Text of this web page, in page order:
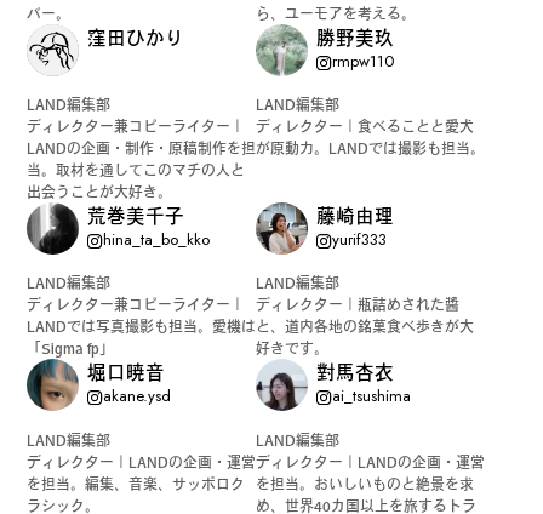
バー。
ら、ユーモアを考える。
窪田ひかり
LAND編集部
ディレクター兼コピーライター｜
LANDの企画・制作・原稿制作を担
当。取材を通してこのマチの人と
出会うことが大好き。
勝野美玖
rmpw110
LAND編集部
ディレクター｜食べることと愛犬
が原動力。LANDでは撮影も担当。
荒巻美千子
hina_ta_bo_kko
LAND編集部
ディレクター兼コピーライター｜
LANDでは写真撮影も担当。愛機は
「Sigma fp」
藤崎由理
yurif333
LAND編集部
ディレクター｜瓶詰めされた醬
と、道内各地の銘菓食べ歩きが大
好きです。
堀口暁音
akane.ysd
LAND編集部
ディレクター｜LANDの企画・運営
を担当。編集、音楽、サッポロク
ラシック。
對馬杏衣
ai_tsushima
LAND編集部
ディレクター｜LANDの企画・運営
を担当。おいしいものと絶景を求
め、世界40カ国以上を旅するトラ